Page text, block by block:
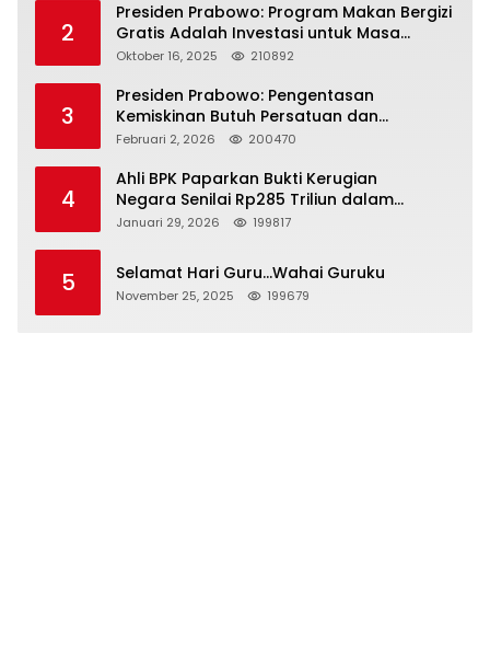
2
Presiden Prabowo: Program Makan Bergizi
Gratis Adalah Investasi untuk Masa
Depan Bangsa
Oktober 16, 2025 210892
3
Presiden Prabowo: Pengentasan
Kemiskinan Butuh Persatuan dan
Kepemimpinan yang Bertanggung Jawab
Februari 2, 2026 200470
4
Ahli BPK Paparkan Bukti Kerugian
Negara Senilai Rp285 Triliun dalam
Persidangan Korupsi PT Pertamina
Januari 29, 2026 199817
5 Selamat Hari Guru…Wahai Guruku
November 25, 2025 199679